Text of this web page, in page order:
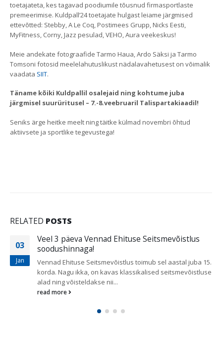
toetajateta, kes tagavad poodiumile tõusnud firmasportlaste
premeerimise. Kuldpall’24 toetajate hulgast leiame järgmised
ettevõtted: Stebby, A Le Coq, Postimees Grupp, Nicks Eesti,
MyFitness, Corny, Jazz pesulad, VEHO, Aura veekeskus!
Meie andekate fotograafide Tarmo Haua, Ardo Säksi ja Tarmo
Tomsoni fotosid meelelahutuslikust nädalavahetusest on võimalik
vaadata SIIT.
Täname kõiki Kuldpallil osalejaid ning kohtume juba
järgmisel suurüritusel – 7.-8.veebruaril Talispartakiaadil!
Seniks ärge heitke meelt ning täitke külmad novembri õhtud
aktiivsete ja sportlike tegevustega!
RELATED POSTS
03
Jan
Veel 3 päeva Vennad Ehituse Seitsmevõistlus
soodushinnaga!
Vennad Ehituse Seitsmevõistlus toimub sel aastal juba 15.
korda. Nagu ikka, on kavas klassikalised seitsmevõistluse
alad ning võisteldakse nii...
read more